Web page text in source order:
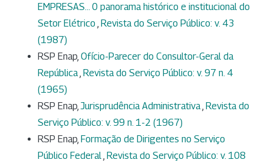
EMPRESAS... 0 panorama histórico e institucional do
Setor Elétrico Revista do Serviço Público: v. 43
(1987)
RSP Enap, Ofício-Parecer do Consultor-Geral da
República Revista do Serviço Público: v. 97 n. 4
(1965)
RSP Enap, Jurisprudência Administrativa Revista do
Serviço Público: v. 99 n. 1-2 (1967)
RSP Enap, Formação de Dirigentes no Serviço
Público Federal Revista do Serviço Público: v. 108